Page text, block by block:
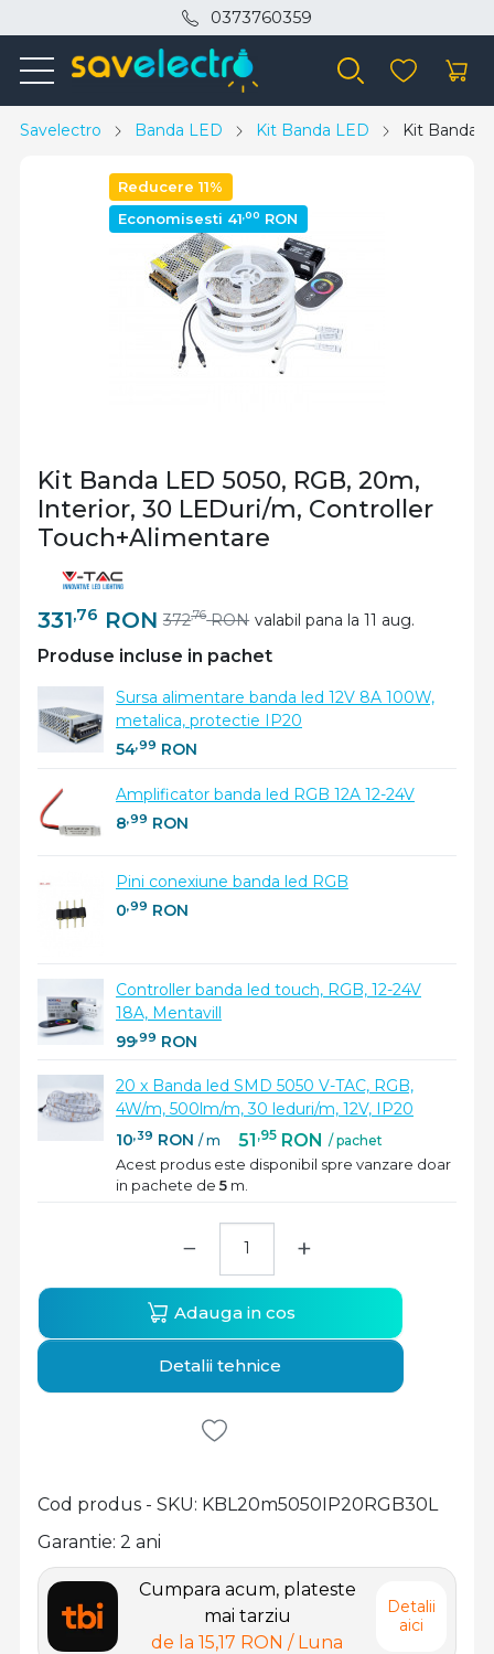
0373760359
Savelectro Banda LED Kit Banda LED Kit Banda
Reducere 11%
Economisesti 41,00 RON
Kit Banda LED 5050, RGB, 20m,
Interior, 30 LEDuri/m, Controller
Touch+Alimentare
331,76 RON 372,76 RON valabil pana la 11 aug.
Cumpara acum, plateste
mai tarziu
de la 15,17 RON / Luna
Detalii
aici
Produse incluse in pachet
Sursa alimentare banda led 12V 8A 100W,
metalica, protectie IP20
54,99 RON
Amplificator banda led RGB 12A 12-24V
8,99 RON
Pini conexiune banda led RGB
0,99 RON
Controller banda led touch, RGB, 12-24V
18A, Mentavill
99,99 RON
20 x Banda led SMD 5050 V-TAC, RGB,
4W/m, 500lm/m, 30 leduri/m, 12V, IP20
10,39 RON / m 51 ,95 RON / pachet
Acest produs este disponibil spre vanzare doar
in pachete de 5 m.
Cod produs - SKU KBL20m5050IP20RGB30L
− +
Adauga in cos
Detalii tehnice
Garantie: 2 ani